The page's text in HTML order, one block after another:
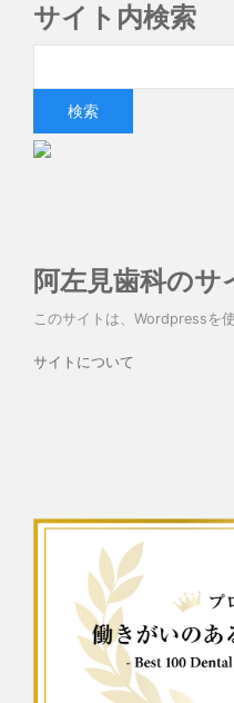
サイト内検索
阿左見歯科のサ
このサイトは、Wordpressを
サイトについて